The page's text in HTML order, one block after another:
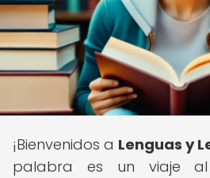
¡Bienvenidos a Lenguas y
palabra es un viaje